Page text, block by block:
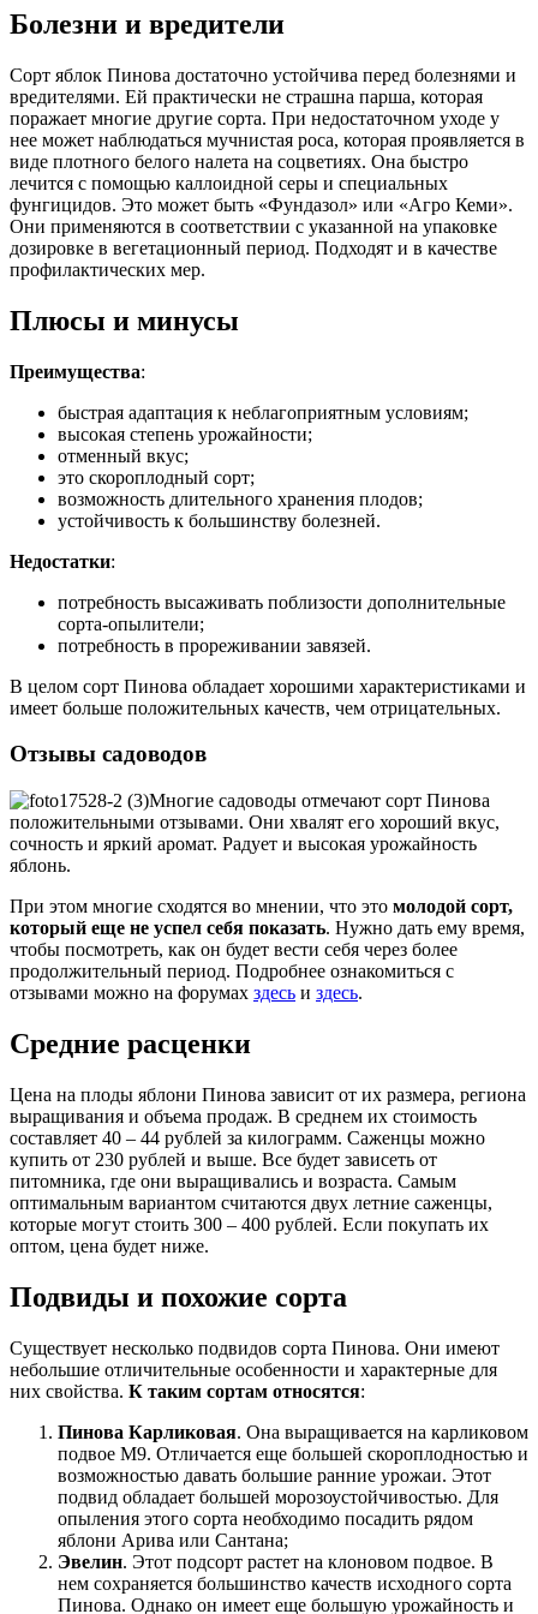
Болезни и вредители
Сорт яблок Пинова достаточно устойчива перед болезнями и
вредителями. Ей практически не страшна парша, которая
поражает многие другие сорта. При недостаточном уходе у
нее может наблюдаться мучнистая роса, которая проявляется в
виде плотного белого налета на соцветиях. Она быстро
лечится с помощью каллоидной серы и специальных
фунгицидов. Это может быть «Фундазол» или «Агро Кеми».
Они применяются в соответствии с указанной на упаковке
дозировке в вегетационный период. Подходят и в качестве
профилактических мер.
Плюсы и минусы
Преимущества:
быстрая адаптация к неблагоприятным условиям;
высокая степень урожайности;
отменный вкус;
это скороплодный сорт;
возможность длительного хранения плодов;
устойчивость к большинству болезней.
Недостатки:
потребность высаживать поблизости дополнительные
сорта-опылители;
потребность в прореживании завязей.
В целом сорт Пинова обладает хорошими характеристиками и
имеет больше положительных качеств, чем отрицательных.
Отзывы садоводов
Многие садоводы отмечают сорт Пинова
положительными отзывами. Они хвалят его хороший вкус,
сочность и яркий аромат. Радует и высокая урожайность
яблонь.
При этом многие сходятся во мнении, что это молодой сорт,
который еще не успел себя показать. Нужно дать ему время,
чтобы посмотреть, как он будет вести себя через более
продолжительный период. Подробнее ознакомиться с
отзывами можно на форумах здесь и здесь.
Средние расценки
Цена на плоды яблони Пинова зависит от их размера, региона
выращивания и объема продаж. В среднем их стоимость
составляет 40 – 44 рублей за килограмм. Саженцы можно
купить от 230 рублей и выше. Все будет зависеть от
питомника, где они выращивались и возраста. Самым
оптимальным вариантом считаются двух летние саженцы,
которые могут стоить 300 – 400 рублей. Если покупать их
оптом, цена будет ниже.
Подвиды и похожие сорта
Существует несколько подвидов сорта Пинова. Они имеют
небольшие отличительные особенности и характерные для
них свойства. К таким сортам относятся:
Пинова Карликовая. Она выращивается на карликовом
подвое М9. Отличается еще большей скороплодностью и
возможностью давать большие ранние урожаи. Этот
подвид обладает большей морозоустойчивостью. Для
опыления этого сорта необходимо посадить рядом
яблони Арива или Сантана;
Эвелин. Этот подсорт растет на клоновом подвое. В
нем сохраняется большинство качеств исходного сорта
Пинова. Однако он имеет еще большую урожайность и